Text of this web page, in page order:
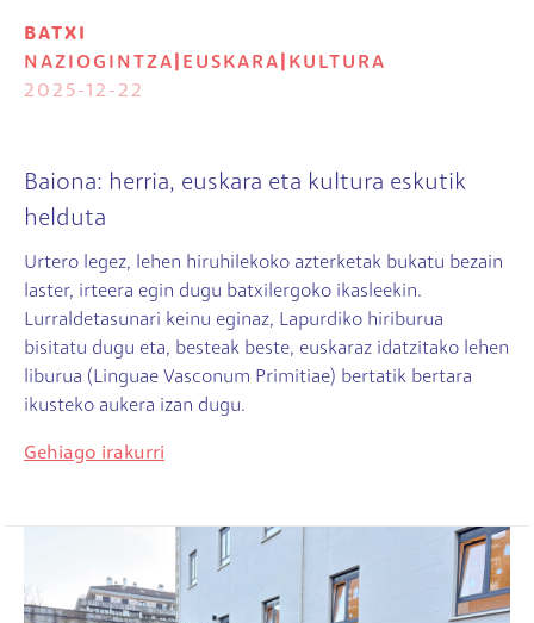
BATXI
NAZIOGINTZA
EUSKARA
KULTURA
2025-12-22
Baiona: herria, euskara eta kultura eskutik
helduta
Urtero legez, lehen hiruhilekoko azterketak bukatu bezain
laster, irteera egin dugu batxilergoko ikasleekin.
Lurraldetasunari keinu eginaz, Lapurdiko hiriburua
bisitatu dugu eta, besteak beste, euskaraz idatzitako lehen
liburua (Linguae Vasconum Primitiae) bertatik bertara
ikusteko aukera izan dugu.
Gehiago irakurri